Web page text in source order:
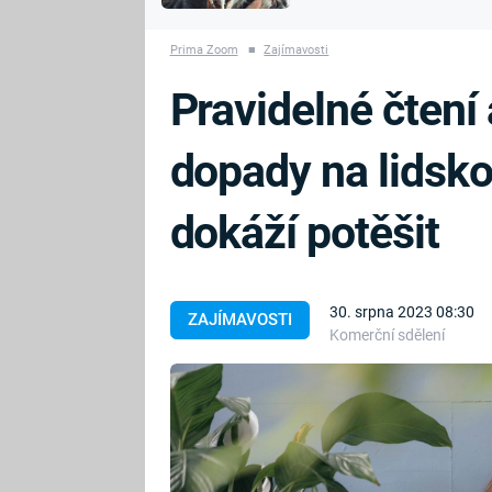
PRVNÍ SVĚTOVÁ
BRITSKÁ
RODINA
Prima Zoom ■ Zajímavosti
ZAJÍMAVOSTI
30. srpna 2023 08:30
Komerční sdělení
Pravidelné
dopady na
dokáží potěšit